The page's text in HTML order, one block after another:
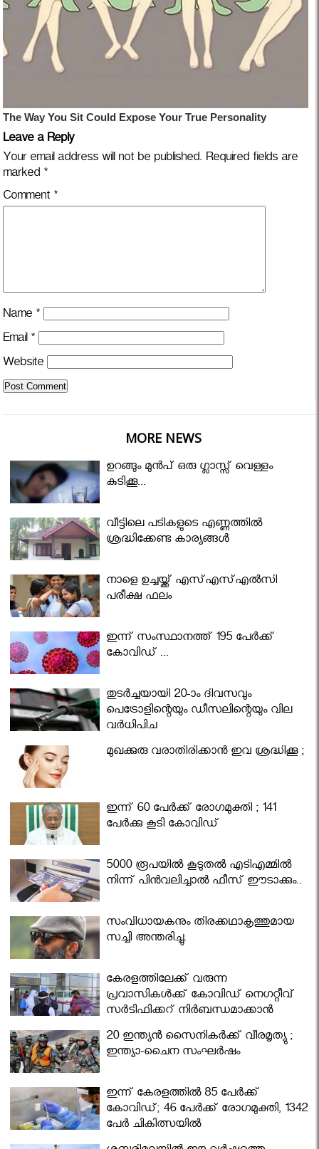
Leave a Reply
Your email address will not be published. Required fields are
marked *
Comment *
Name *
Email *
Website
MORE NEWS
ഉറങ്ങും മുന്‍പ് ഒരു ഗ്ലാസ്സ് വെള്ളം
കുടിക്കൂ...
വീട്ടിലെ പടികളുടെ എണ്ണത്തിൽ
ശ്രദ്ധിക്കേണ്ട കാര്യങ്ങൾ
നാളെ ഉച്ചയ്ക്ക് എസ്എസ്എല്‍സി
പരീക്ഷ ഫലം
ഇന്ന് സംസ്ഥാനത്ത് 195 പേര്‍ക്ക്
കോവിഡ് ...
തുടർച്ചയായി 20-ാം ദിവസവും
പെട്രോളിന്റെയും ഡീസലിന്റെയും വില
വര്‍ധിപ്പിച്ചു
മുഖക്കുരു വരാതിരിക്കാന്‍ ഇവ ശ്രദ്ധിക്കൂ ;
ഇന്ന് 60 പേർക്ക് രോഗമുക്തി ; 141
പേര്‍ക്കു കൂടി കോവിഡ്
5000 രൂപയിൽ കൂടുതൽ എടിഎമ്മിൽ
നിന്ന് പിൻവലിച്ചാൽ ഫീസ് ഈടാക്കും..
സംവിധായകനും തിരക്കഥാകൃത്തുമായ
സച്ചി അന്തരിച്ചു.
കേരളത്തിലേക്ക് വരുന്ന
പ്രവാസികള്‍ക്ക് കോവിഡ് നെഗറ്റീവ്
സര്‍ട്ടിഫിക്കറ്റ് നിർബന്ധമാക്കാൻ
മന്ത്രിസഭ
20 ഇന്ത്യൻ സൈനികർക്ക് വീരമൃത്യു ;
ഇന്ത്യാ-ചൈന സംഘർഷം
ഇന്ന് കേരളത്തിൽ 85 പേർക്ക്
കോവിഡ്; 46 പേർക്ക് രോഗമുക്തി, 1342
പേർ ചികിത്സയിൽ